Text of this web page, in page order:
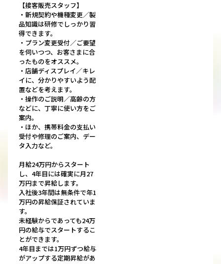
【接客販売スタッフ】
・新規契約や機種変更／製
品知識は研修でしっかり習
得できます。
・プラン変更受付／ご要望
を伺いつつ、お客さまに合
ったものをオススメ。
・店舗ディスプレイ／キレ
イに、分かりやすいよう配
置などを考えます。
・操作のご説明／高齢の方
などに、丁寧に使い方をご
案内。
・ほか、携帯料⾦の支払い
受付や修理のご案内、デー
タ⼊⼒など。
月給24万円からスタート
し、4年目には確実に月27
万円まで昇給します。
入社後3年間は無条件で年1
万円の昇給保証されていま
す。
未経験からであっても24万
円の給与でスタートするこ
とができます。
4年目までは1万円ずつ給与
がアップする定期昇給があ